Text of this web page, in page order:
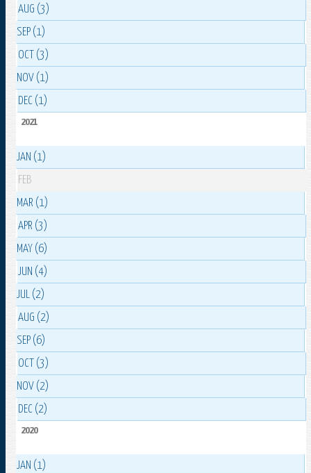
AUG (3)
SEP (1)
OCT (3)
NOV (1)
DEC (1)
2021
JAN (1)
FEB
MAR (1)
APR (3)
MAY (6)
JUN (4)
JUL (2)
AUG (2)
SEP (6)
OCT (3)
NOV (2)
DEC (2)
2020
JAN (1)